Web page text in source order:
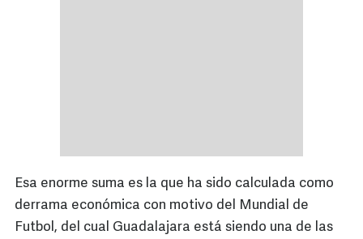
Esa enorme suma es la que ha sido calculada como
derrama económica con motivo del Mundial de
Futbol, del cual Guadalajara está siendo una de las